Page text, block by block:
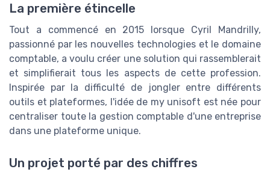
La première étincelle
Tout a commencé en 2015 lorsque Cyril Mandrilly,
passionné par les nouvelles technologies et le domaine
comptable, a voulu créer une solution qui rassemblerait
et simplifierait tous les aspects de cette profession.
Inspirée par la difficulté de jongler entre différents
outils et plateformes, l'idée de my unisoft est née pour
centraliser toute la gestion comptable d'une entreprise
dans une plateforme unique.
Un projet porté par des chiffres